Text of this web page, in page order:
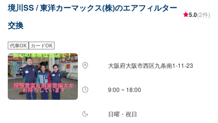
境川SS / 東洋カーマックス(株)のエアフィルター
交換
5.0(2件)
代車OK カードOK
大阪府大阪市西区九条南1-11-23
9:00 ~ 18:00
日曜・祝日